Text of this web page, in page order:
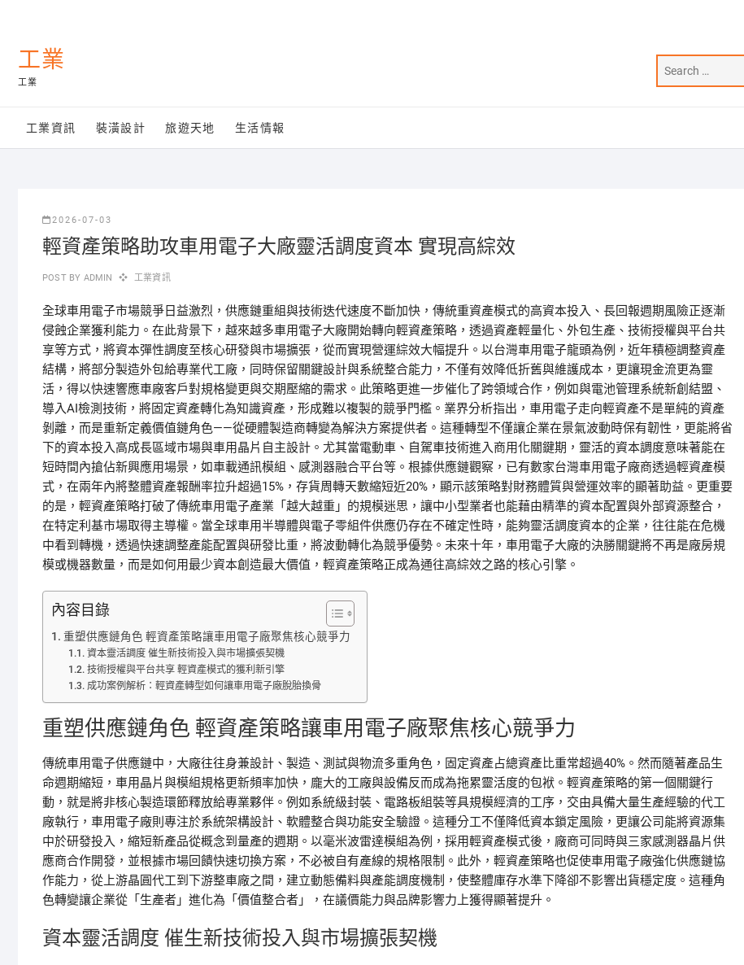
content工業
工業
工業資訊 裝潢設計 旅遊天地 生活情報
2026-07-03
輕資產策略助攻車用電子大廠靈活調度資本 實現高綜效
POST BY ADMIN 工業資訊
全球車用電子市場競爭日益激烈，供應鏈重組與技術迭代速度不斷加快，傳統重資產模式的高資本投入、長回報週期風險正逐漸
侵蝕企業獲利能力。在此背景下，越來越多車用電子大廠開始轉向輕資產策略，透過資產輕量化、外包生產、技術授權與平台共
享等方式，將資本彈性調度至核心研發與市場擴張，從而實現營運綜效大幅提升。以台灣車用電子龍頭為例，近年積極調整資產
結構，將部分製造外包給專業代工廠，同時保留關鍵設計與系統整合能力，不僅有效降低折舊與維護成本，更讓現金流更為靈
活，得以快速響應車廠客戶對規格變更與交期壓縮的需求。此策略更進一步催化了跨領域合作，例如與電池管理系統新創結盟、
導入AI檢測技術，將固定資產轉化為知識資產，形成難以複製的競爭門檻。業界分析指出，車用電子走向輕資產不是單純的資產
剝離，而是重新定義價值鏈角色——從硬體製造商轉變為解決方案提供者。這種轉型不僅讓企業在景氣波動時保有韌性，更能將省
下的資本投入高成長區域市場與車用晶片自主設計。尤其當電動車、自駕車技術進入商用化關鍵期，靈活的資本調度意味著能在
短時間內搶佔新興應用場景，如車載通訊模組、感測器融合平台等。根據供應鏈觀察，已有數家台灣車用電子廠商透過輕資產模
式，在兩年內將整體資產報酬率拉升超過15%，存貨周轉天數縮短近20%，顯示該策略對財務體質與營運效率的顯著助益。更重要
的是，輕資產策略打破了傳統車用電子產業「越大越重」的規模迷思，讓中小型業者也能藉由精準的資本配置與外部資源整合，
在特定利基市場取得主導權。當全球車用半導體與電子零組件供應仍存在不確定性時，能夠靈活調度資本的企業，往往能在危機
中看到轉機，透過快速調整產能配置與研發比重，將波動轉化為競爭優勢。未來十年，車用電子大廠的決勝關鍵將不再是廠房規
模或機器數量，而是如何用最少資本創造最大價值，輕資產策略正成為通往高綜效之路的核心引擎。
內容目錄
重塑供應鏈角色 輕資產策略讓車用電子廠聚焦核心競爭力
資本靈活調度 催生新技術投入與市場擴張契機
技術授權與平台共享 輕資產模式的獲利新引擎
成功案例解析：輕資產轉型如何讓車用電子廠脫胎換骨
重塑供應鏈角色 輕資產策略讓車用電子廠聚焦核心競爭力
傳統車用電子供應鏈中，大廠往往身兼設計、製造、測試與物流多重角色，固定資產占總資產比重常超過40%。然而隨著產品生
命週期縮短，車用晶片與模組規格更新頻率加快，龐大的工廠與設備反而成為拖累靈活度的包袱。輕資產策略的第一個關鍵行
動，就是將非核心製造環節釋放給專業夥伴。例如系統級封裝、電路板組裝等具規模經濟的工序，交由具備大量生產經驗的代工
廠執行，車用電子廠則專注於系統架構設計、軟體整合與功能安全驗證。這種分工不僅降低資本鎖定風險，更讓公司能將資源集
中於研發投入，縮短新產品從概念到量產的週期。以毫米波雷達模組為例，採用輕資產模式後，廠商可同時與三家感測器晶片供
應商合作開發，並根據市場回饋快速切換方案，不必被自有產線的規格限制。此外，輕資產策略也促使車用電子廠強化供應鏈協
作能力，從上游晶圓代工到下游整車廠之間，建立動態備料與產能調度機制，使整體庫存水準下降卻不影響出貨穩定度。這種角
色轉變讓企業從「生產者」進化為「價值整合者」，在議價能力與品牌影響力上獲得顯著提升。
資本靈活調度 催生新技術投入與市場擴張契機